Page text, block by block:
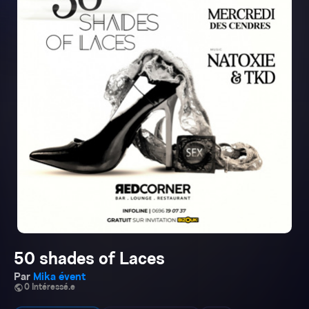
50 shades of Laces
Par Mika évent
public0 Intéressé.e